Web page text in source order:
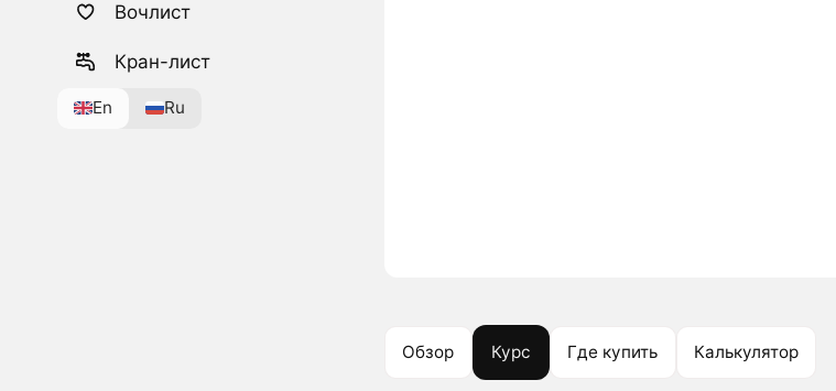
Вочлист
Кран-лист
En Ru
Обзор Курс Где купить Калькулятор